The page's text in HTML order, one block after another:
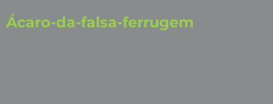
Ácaro-da-falsa-ferrugem